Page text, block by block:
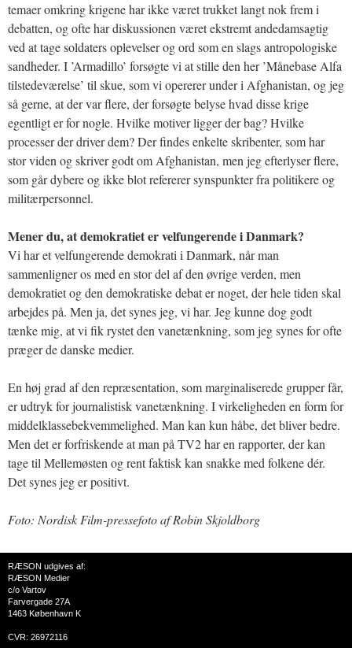
temaer omkring krigene har ikke været trukket langt nok frem i
debatten, og ofte har diskussionen været ekstremt andedamsagtig
ved at tage soldaters oplevelser og ord som en slags antropologiske
sandheder. I ’Armadillo’ forsøgte vi at stille den her ’Månebase Alfa
tilstedeværelse’ til skue, som vi opererer under i Afghanistan, og jeg
så gerne, at der var flere, der forsøgte belyse hvad disse krige
egentligt er for nogle. Hvilke motiver ligger der bag? Hvilke
processer der driver dem? Der findes enkelte skribenter, som har
stor viden og skriver godt om Afghanistan, men jeg efterlyser flere,
som går dybere og ikke blot refererer synspunkter fra politikere og
militærpersonnel.
Mener du, at demokratiet er velfungerende i Danmark?
Vi har et velfungerende demokrati i Danmark, når man
sammenligner os med en stor del af den øvrige verden, men
demokratiet og den demokratiske debat er noget, der hele tiden skal
arbejdes på. Men ja, det synes jeg, vi har. Jeg kunne dog godt
tænke mig, at vi fik rystet den vanetænkning, som jeg synes for ofte
præger de danske medier.
En høj grad af den repræsentation, som marginaliserede grupper får,
er udtryk for journalistisk vanetænkning. I virkeligheden en form for
middelklassebekvemmelighed. Man kan kun håbe, det bliver bedre.
Men det er forfriskende at man på TV2 har en rapporter, der kan
tage til Mellemøsten og rent faktisk kan snakke med folkene dér.
Det synes jeg er positivt.
Foto: Nordisk Film-pressefoto af Robin Skjoldborg
RÆSON udgives af:
RÆSON Medier
c/o Vartov
Farvergade 27A
1463 København K
CVR: 26972116